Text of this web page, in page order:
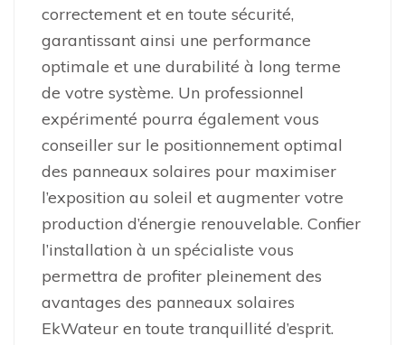
correctement et en toute sécurité,
garantissant ainsi une performance
optimale et une durabilité à long terme
de votre système. Un professionnel
expérimenté pourra également vous
conseiller sur le positionnement optimal
des panneaux solaires pour maximiser
l’exposition au soleil et augmenter votre
production d’énergie renouvelable. Confier
l’installation à un spécialiste vous
permettra de profiter pleinement des
avantages des panneaux solaires
EkWateur en toute tranquillité d’esprit.